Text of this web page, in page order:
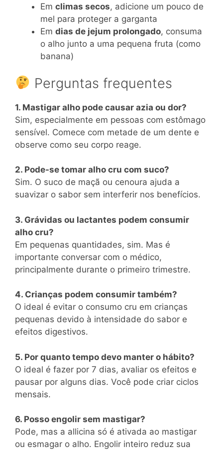
Em climas secos, adicione um pouco de
mel para proteger a garganta
Em dias de jejum prolongado, consuma
o alho junto a uma pequena fruta (como
banana)
Perguntas frequentes
1. Mastigar alho pode causar azia ou dor?
Sim, especialmente em pessoas com estômago
sensível. Comece com metade de um dente e
observe como seu corpo reage.
2. Pode-se tomar alho cru com suco?
Sim. O suco de maçã ou cenoura ajuda a
suavizar o sabor sem interferir nos benefícios.
3. Grávidas ou lactantes podem consumir
alho cru?
Em pequenas quantidades, sim. Mas é
importante conversar com o médico,
principalmente durante o primeiro trimestre.
4. Crianças podem consumir também?
O ideal é evitar o consumo cru em crianças
pequenas devido à intensidade do sabor e
efeitos digestivos.
5. Por quanto tempo devo manter o hábito?
O ideal é fazer por 7 dias, avaliar os efeitos e
pausar por alguns dias. Você pode criar ciclos
mensais.
6. Posso engolir sem mastigar?
Pode, mas a allicina só é ativada ao mastigar
ou esmagar o alho. Engolir inteiro reduz sua